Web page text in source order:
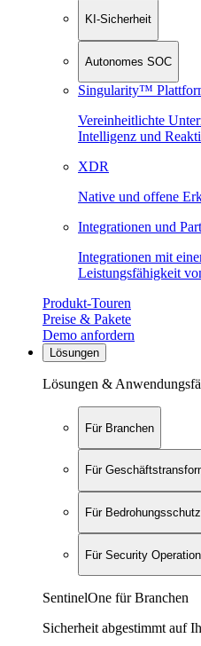
KI-Sicherheit
Autonomes SOC
Singularity™
Vereinheitlichte
Intelligenz und
XDR
Native und offene
Integrationen und
Integrationen mit
Leistungsfähigkeit
Produkt-Touren
Preise & Pakete
Demo anfordern
Lösungen
Lösungen &
Für Branchen
Für
Für Bedrohungsschutz
Für Security
SentinelOne für Branchen
Sicherheit abgestimmt auf